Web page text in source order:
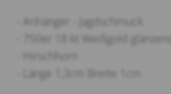
- Anhänger - Jagdschmuck
- 750er 18 kt Weißgold glänzend
- Länge 1,3cm Breite 1cm